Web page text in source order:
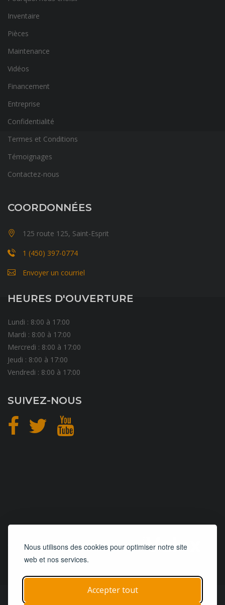
Nous utilisons des cookies pour optimiser notre site
web et nos services.
Accepter tout
Inventaire
Pièces
Maintenance
Vidéos
Financement
Entreprise
Confidentialité
Termes et Conditions
Témoignages
Contactez-nous
COORDONNÉES
125 route 125, Saint-Esprit
1 (450) 397-0774
Envoyer un courriel
HEURES D'OUVERTURE
Lundi : 8:00 à 17:00
Mardi : 8:00 à 17:00
Mercredi : 8:00 à 17:00
Jeudi : 8:00 à 17:00
Vendredi : 8:00 à 17:00
SUIVEZ-NOUS
CONCEPTIONetHÉBERGEMENT
© 2019 - 2026 | Tous droits réservés